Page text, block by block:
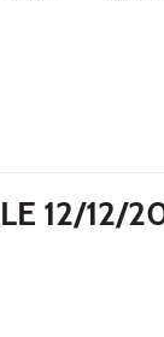
12/12/